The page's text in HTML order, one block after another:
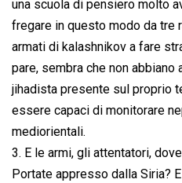
una scuola di pensiero molto
fregare in questo modo da tre
armati di kalashnikov a fare
pare, sembra che non abbiano
jihadista presente sul proprio
essere capaci di monitorare
mediorientali.
3. E le armi, gli attentatori,
Portate appresso dalla Siria?